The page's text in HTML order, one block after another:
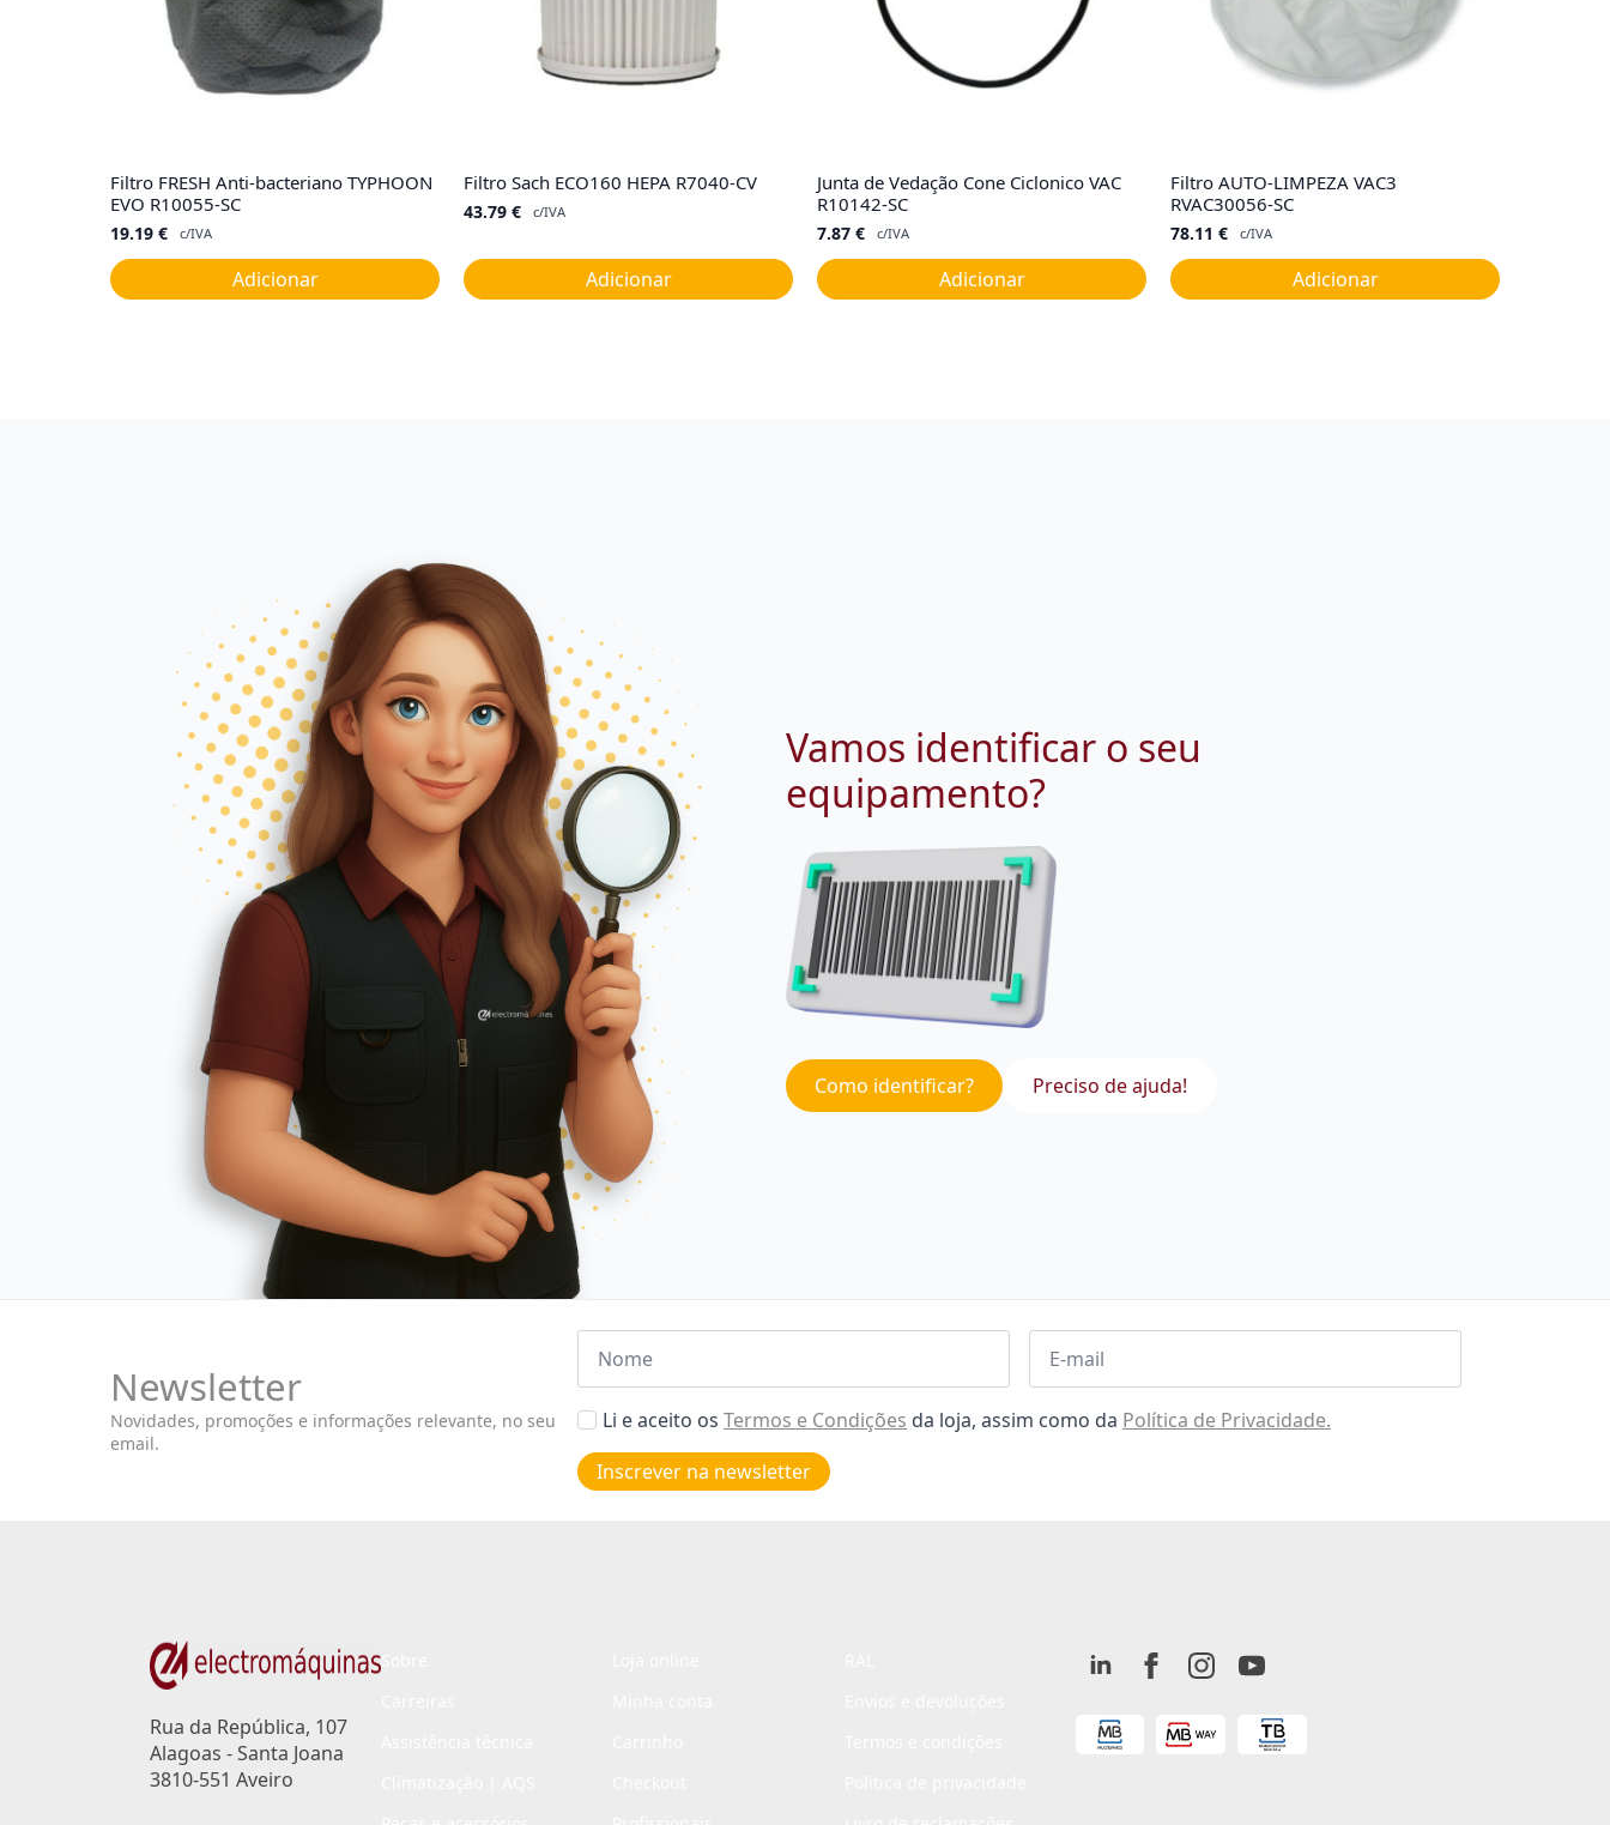
Filtro FRESH Anti-bacteriano TYPHOON
EVO R10055-SC
19.19 € c/IVA
Adicionar
Filtro Sach ECO160 HEPA R7040-CV
43.79 € c/IVA
Adicionar
Junta de Vedação Cone Ciclonico VAC
R10142-SC
7.87 € c/IVA
Adicionar
Filtro AUTO-LIMPEZA VAC3
RVAC30056-SC
78.11 € c/IVA
Adicionar
Vamos identificar o seu
equipamento?
Como identificar? Preciso de ajuda!
Newsletter
Novidades, promoções e informações relevante, no seu
email.
Nome Email
Aceitar
de
privacidade
Li e aceito os Termos e Condições da loja, assim como da Política de Privacidade.
Inscrever na newsletter
Rua da República, 107
Alagoas - Santa Joana
3810-551 Aveiro